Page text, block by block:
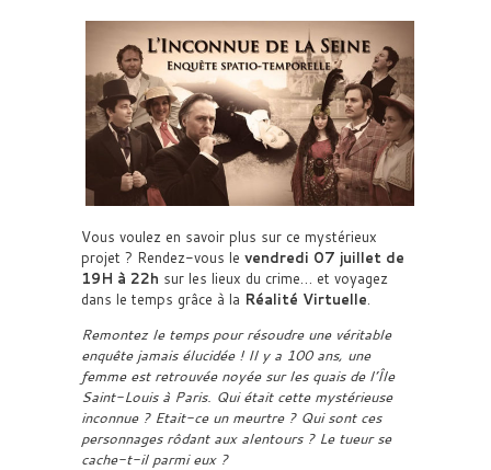
Vous voulez en savoir plus sur ce mystérieux
projet ? Rendez-vous le vendredi 07 juillet de
19H à 22h sur les lieux du crime… et voyagez
dans le temps grâce à la Réalité Virtuelle.
Remontez le temps pour résoudre une véritable
enquête jamais élucidée ! Il y a 100 ans, une
femme est retrouvée noyée sur les quais de l’Île
Saint-Louis à Paris. Qui était cette mystérieuse
inconnue ? Etait-ce un meurtre ? Qui sont ces
personnages rôdant aux alentours ? Le tueur se
cache-t-il parmi eux ?